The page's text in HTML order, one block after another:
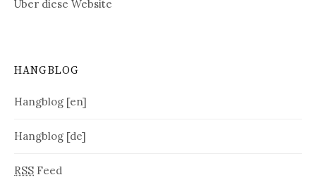
Über diese Website
HANGBLOG
Hangblog [en]
Hangblog [de]
RSS Feed